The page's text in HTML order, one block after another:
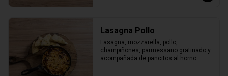
Lasagna Pollo
Lasagna, mozzarella, pollo,
champiñones, parmessano gratinado y
acompañada de pancitos al horno.